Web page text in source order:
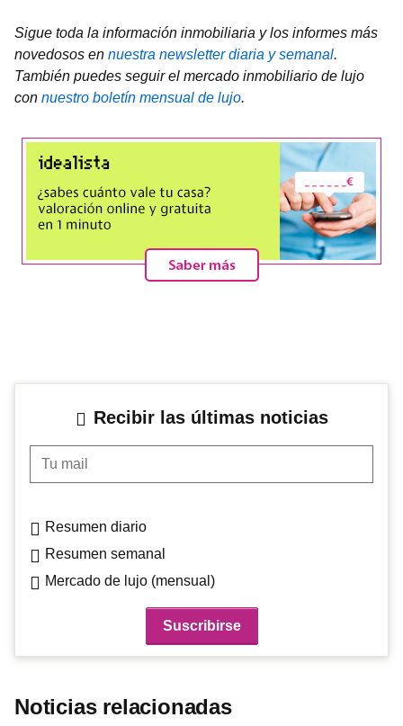
Sigue toda la información inmobiliaria y los informes más
novedosos en nuestra newsletter diaria y semanal.
También puedes seguir el mercado inmobiliario de lujo
con nuestro boletín mensual de lujo.
Recibir las últimas noticias
Tu mail
Resumen diario
Resumen semanal
Mercado de lujo (mensual)
Noticias relacionadas